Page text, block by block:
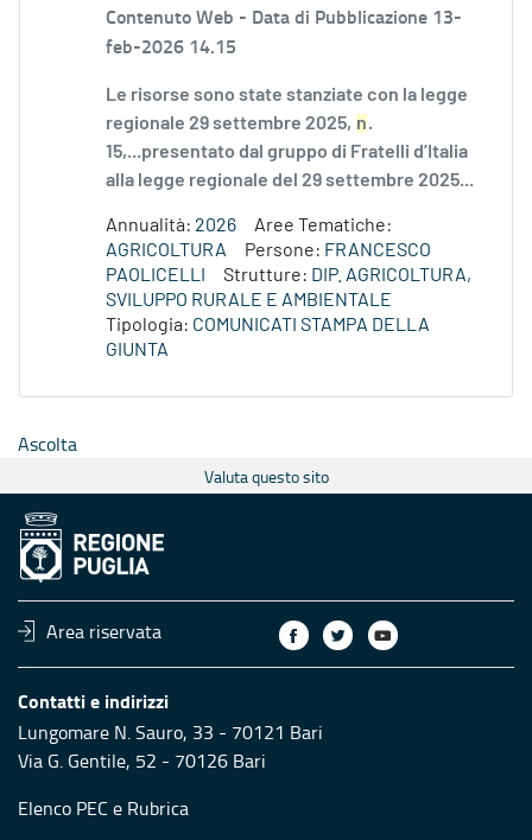
Contenuto Web - Data di Pubblicazione 13-
feb-2026 14.15
Le risorse sono state stanziate con la legge
regionale 29 settembre 2025, n.
15,...presentato dal gruppo di Fratelli d’Italia
alla legge regionale del 29 settembre 2025...
Annualità: 2026
Aree Tematiche:
AGRICOLTURA
Persone: FRANCESCO
PAOLICELLI
Strutture: DIP. AGRICOLTURA,
SVILUPPO RURALE E AMBIENTALE
Tipologia: COMUNICATI STAMPA DELLA
GIUNTA
Ascolta
Valuta questo sito
Area riservata
Contatti e indirizzi
Lungomare N. Sauro, 33 - 70121 Bari
Via G. Gentile, 52 - 70126 Bari
Elenco PEC e Rubrica